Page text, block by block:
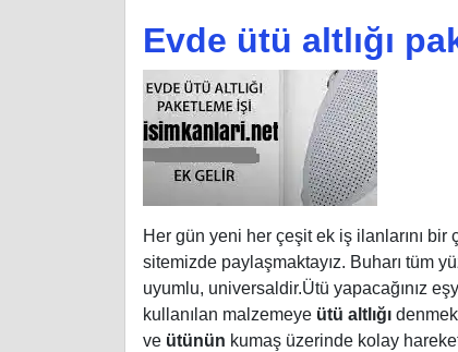
Evde ütü altlığı
Her gün yeni her çeşit ek iş ilanlarını
sitemizde paylaşmaktayız. Buharı tüm
uyumlu, universaldir.Ütü yapacağınız
kullanılan malzemeye ütü altlığı
ve ütünün kumaş üzerinde kolay